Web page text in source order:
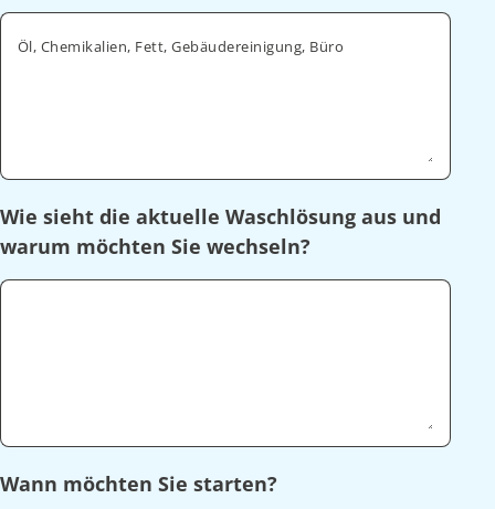
Öl, Chemikalien, Fett, Gebäudereinigung, Büro
Wie sieht die aktuelle Waschlösung aus und
warum möchten Sie wechseln?
Wann möchten Sie starten?